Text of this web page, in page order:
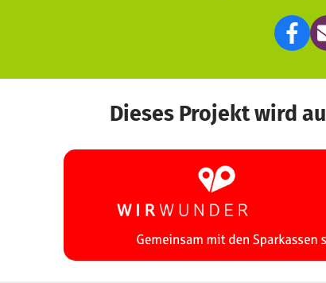
Dieses Projekt wird